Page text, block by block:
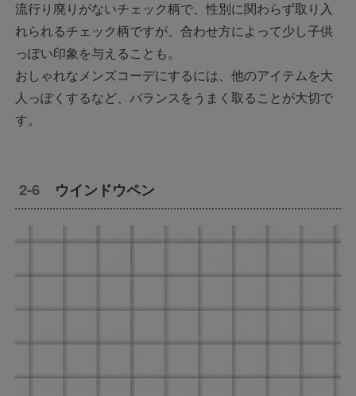
流行り廃りがないチェック柄で、性別に関わらず取り入
れられるチェック柄ですが、合わせ方によって少し子供
っぽい印象を与えることも。
おしゃれなメンズコーデにするには、他のアイテムを大
人っぽくするなど、バランスをうまく取ることが大切で
す。
ウインドウペン